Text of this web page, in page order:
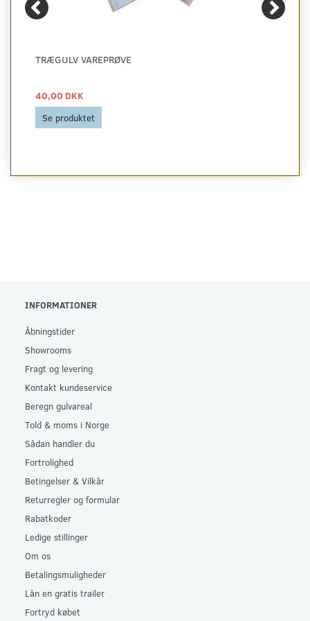
TRÆGULV VAREPRØVE
40,00 DKK
Se produktet
INFORMATIONER
Åbningstider
Showrooms
Fragt og levering
Kontakt kundeservice
Beregn gulvareal
Told & moms i Norge
Sådan handler du
Fortrolighed
Betingelser & Vilkår
Returregler og formular
Rabatkoder
Ledige stillinger
Om os
Betalingsmuligheder
Lån en gratis trailer
Fortryd købet